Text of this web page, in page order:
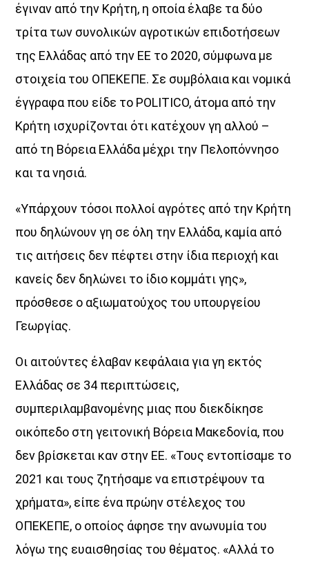
έγιναν από την Κρήτη, η οποία έλαβε τα δύο
τρίτα των συνολικών αγροτικών επιδοτήσεων
της Ελλάδας από την ΕΕ το 2020, σύµφωνα µε
στοιχεία του ΟΠΕΚΕΠΕ. Σε συµβόλαια και νοµικά
έγγραφα που είδε το POLITICO, άτοµα από την
Κρήτη ισχυρίζονται ότι κατέχουν γη αλλού –
από τη Βόρεια Ελλάδα µέχρι την Πελοπόννησο
και τα νησιά.
«Υπάρχουν τόσοι πολλοί αγρότες από την Κρήτη
που δηλώνουν γη σε όλη την Ελλάδα, καµία από
τις αιτήσεις δεν πέφτει στην ίδια περιοχή και
κανείς δεν δηλώνει το ίδιο κοµµάτι γης»,
πρόσθεσε ο αξιωµατούχος του υπουργείου
Γεωργίας.
Οι αιτούντες έλαβαν κεφάλαια για γη εκτός
Ελλάδας σε 34 περιπτώσεις,
συµπεριλαµβανοµένης µιας που διεκδίκησε
οικόπεδο στη γειτονική Βόρεια Μακεδονία, που
δεν βρίσκεται καν στην ΕΕ. «Τους εντοπίσαµε το
2021 και τους ζητήσαµε να επιστρέψουν τα
χρήµατα», είπε ένα πρώην στέλεχος του
ΟΠΕΚΕΠΕ, ο οποίος άφησε την ανωνυµία του
λόγω της ευαισθησίας του θέµατος. «Αλλά το